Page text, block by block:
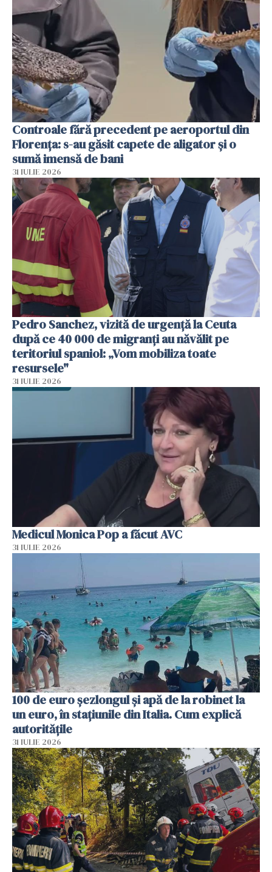
Controale fără precedent pe aeroportul din
Florența: s-au găsit capete de aligator și o
sumă imensă de bani
31 IULIE 2026
Pedro Sanchez, vizită de urgență la Ceuta
după ce 40 000 de migranți au năvălit pe
teritoriul spaniol: „Vom mobiliza toate
resursele"
31 IULIE 2026
Medicul Monica Pop a făcut AVC
31 IULIE 2026
100 de euro șezlongul și apă de la robinet la
un euro, în stațiunile din Italia. Cum explică
autoritățile
31 IULIE 2026